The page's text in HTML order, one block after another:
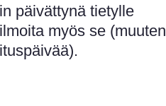
päivättynä tietylle
myös se (muuten